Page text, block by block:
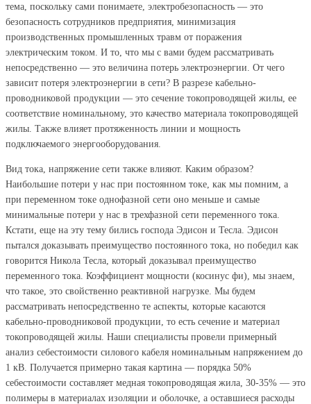
тема, поскольку сами понимаете, электробезопасность — это
безопасность сотрудников предприятия, минимизация
производственных промышленных травм от поражения
электрическим током. И то, что мы с вами будем рассматривать
непосредственно — это величина потерь электроэнергии. От чего
зависит потеря электроэнергии в сети? В разрезе кабельно-
проводниковой продукции — это сечение токопроводящей жилы, ее
соответствие номинальному, это качество материала токопроводящей
жилы. Также влияет протяженность линии и мощность
подключаемого энергооборудования.
Вид тока, напряжение сети также влияют. Каким образом?
Наибольшие потери у нас при постоянном токе, как мы помним, а
при переменном токе однофазной сети оно меньше и самые
минимальные потери у нас в трехфазной сети переменного тока.
Кстати, еще на эту тему бились господа Эдисон и Тесла. Эдисон
пытался доказывать преимущество постоянного тока, но победил как
говорится Никола Тесла, который доказывал преимущество
переменного тока. Коэффициент мощности (косинус фи), мы знаем,
что такое, это свойственно реактивной нагрузке. Мы будем
рассматривать непосредственно те аспекты, которые касаются
кабельно-проводниковой продукции, то есть сечение и материал
токопроводящей жилы. Наши специалисты провели примерный
анализ себестоимости силового кабеля номинальным напряжением до
1 кВ. Получается примерно такая картина — порядка 50%
себестоимости составляет медная токопроводящая жила, 30-35% — это
полимеры в материалах изоляции и оболочке, а оставшиеся расходы